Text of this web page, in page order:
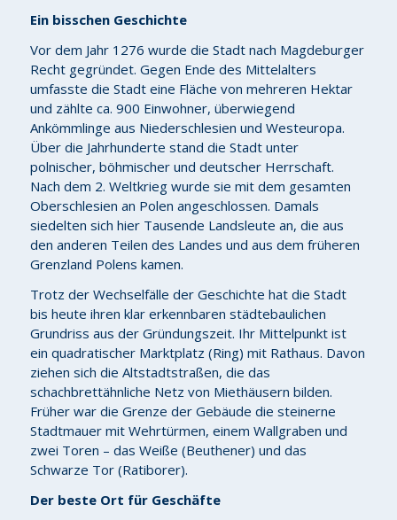
Ein bisschen Geschichte
Vor dem Jahr 1276 wurde die Stadt nach Magdeburger
Recht gegründet. Gegen Ende des Mittelalters
umfasste die Stadt eine Fläche von mehreren Hektar
und zählte ca. 900 Einwohner, überwiegend
Ankömmlinge aus Niederschlesien und Westeuropa.
Über die Jahrhunderte stand die Stadt unter
polnischer, böhmischer und deutscher Herrschaft.
Nach dem 2. Weltkrieg wurde sie mit dem gesamten
Oberschlesien an Polen angeschlossen. Damals
siedelten sich hier Tausende Landsleute an, die aus
den anderen Teilen des Landes und aus dem früheren
Grenzland Polens kamen.
Trotz der Wechselfälle der Geschichte hat die Stadt
bis heute ihren klar erkennbaren städtebaulichen
Grundriss aus der Gründungszeit. Ihr Mittelpunkt ist
ein quadratischer Marktplatz (Ring) mit Rathaus. Davon
ziehen sich die Altstadtstraßen, die das
schachbrettähnliche Netz von Miethäusern bilden.
Früher war die Grenze der Gebäude die steinerne
Stadtmauer mit Wehrtürmen, einem Wallgraben und
zwei Toren – das Weiße (Beuthener) und das
Schwarze Tor (Ratiborer).
Der beste Ort für Geschäfte